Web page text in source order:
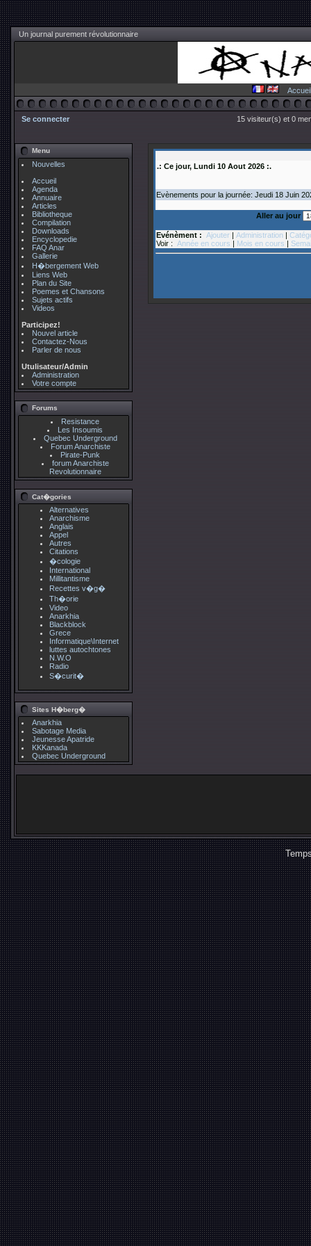
Un journal purement révolutionnaire
Accueil
Se connecter 15 visiteur(s) et 0
Menu
Nouvelles
Accueil
Agenda
Annuaire
Articles
Bibliotheque
Compilation
Downloads
Encyclopedie
FAQ Anar
Gallerie
H�bergement Web
Liens Web
Plan du Site
Poemes et Chansons
Sujets actifs
Videos
Participez!
Nouvel article
Contactez-Nous
Parler de nous
Utulisateur/Admin
Administration
Votre compte
Forums
Resistance
Les Insoumis
Quebec Underground
Forum Anarchiste
Pirate-Punk
forum Anarchiste
Revolutionnaire
Cat�gories
Alternatives
Anarchisme
Anglais
Appel
Autres
Citations
�cologie
International
Millitantisme
Recettes v�g�
Th�orie
Video
Anarkhia
Blackblock
Grece
Informatique\Internet
luttes autochtones
N.W.O
Radio
S�curit�
Sites H�berg�
Anarkhia
Sabotage Media
Jeunesse Apatride
KKKanada
Quebec Underground
.: Ce jour, Lundi 10 Aout 2026 :.
Evènements pour la journée: Jeudi 18 Juin
Aller au jour
Evénèment : Ajouter | Administration |
Voir : Année en cours | Mois en cours |